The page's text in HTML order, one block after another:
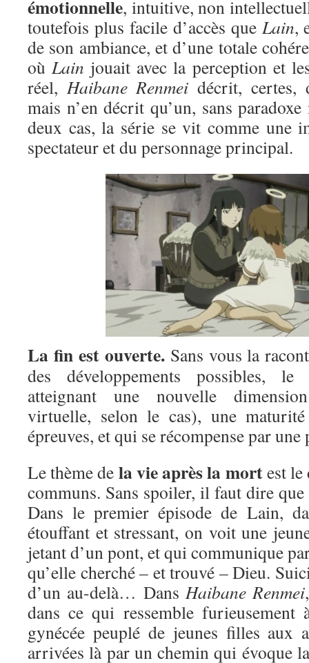
émotionnelle, intuitive, non
toutefois plus facile d’accès que Lain,
de son ambiance, et d’une totale
oùLain jouait avec la perception et
réel, Haibane Renmei décrit, certes,
mais n’en décrit qu’un, sans
deux cas, la série se vit comme une
spectateur et du personnage principal.
La fin est ouverte.Sans vous la
des développements possibles, le
atteignant une nouvelle
virtuelle, selon le cas), une
épreuves, et qui se récompense par
Le thème de la vie après la mortest le
communs. Sans spoiler, il faut dire que
Dans le premier épisode de Lain,
étouffant et stressant, on voit une
jetant d’un pont, et qui communique
qu’elle cherché – et trouvé – Dieu.
d’un au-delà… Dans Haibane Renmei
dans ce qui ressemble furieusement
gynécée peuplé de jeunes filles aux
arrivées là par un chemin qui évoque